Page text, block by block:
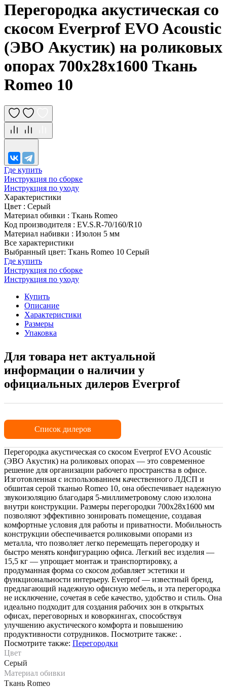
Перегородка акустическая со
скосом Everprof EVO Acoustic
(ЭВО Акустик) на роликовых
опорах 700х28х1600 Ткань
Romeo 10
Где купить
Инструкция по сборке
Инструкция по уходу
Характеристики
Цвет : Серый
Материал обивки : Ткань Romeo
Код производителя : EV.S.R-70/160/R10
Материал набивки : Изолон 5 мм
Все характеристики
Выбранный цвет: Ткань Romeo 10 Серый
Где купить
Инструкция по сборке
Инструкция по уходу
Купить
Описание
Характеристики
Размеры
Упаковка
Для товара нет актуальной
информации о наличии у
официальных дилеров Everprof
Список дилеров
Перегородка акустическая со скосом Everprof EVO Acoustic
(ЭВО Акустик) на роликовых опорах — это современное
решение для организации рабочего пространства в офисе.
Изготовленная с использованием качественного ЛДСП и
обшитая серой тканью Romeo 10, она обеспечивает надежную
звукоизоляцию благодаря 5-миллиметровому слою изолона
внутри конструкции. Размеры перегородки 700х28х1600 мм
позволяют эффективно зонировать помещение, создавая
комфортные условия для работы и приватности. Мобильность
конструкции обеспечивается роликовыми опорами из
металла, что позволяет легко перемещать перегородку и
быстро менять конфигурацию офиса. Легкий вес изделия —
15,5 кг — упрощает монтаж и транспортировку, а
продуманная форма со скосом добавляет эстетики и
функциональности интерьеру. Everprof — известный бренд,
предлагающий надежную офисную мебель, и эта перегородка
не исключение, сочетая в себе качество, удобство и стиль. Она
идеально подходит для создания рабочих зон в открытых
офисах, переговорных и коворкингах, способствуя
улучшению акустического комфорта и повышению
продуктивности сотрудников. Посмотрите также: .
Посмотрите также: Перегородки
Цвет
Серый
Материал обивки
Ткань Romeo